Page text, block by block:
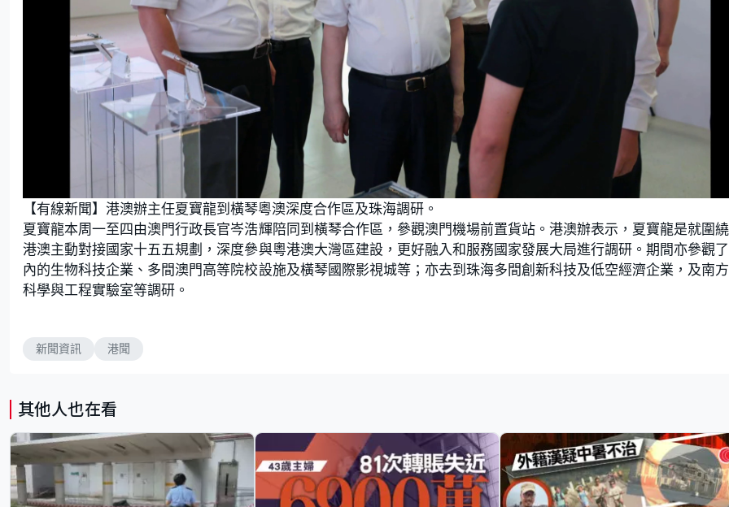
【有線新聞】港澳辦主任夏寶龍到橫琴粵澳深度合作區及珠海調研。
夏寶龍本周一至四由澳門行政長官岑浩輝陪同到橫琴合作區，參觀澳門機場前置貨站。港澳辦表示，夏寶龍是就圍
港澳主動對接國家十五五規劃，深度參與粵港澳大灣區建設，更好融入和服務國家發展大局進行調研。期間亦參觀
內的生物科技企業、多間澳門高等院校設施及橫琴國際影視城等；亦去到珠海多間創新科技及低空經濟企業，及南
科學與工程實驗室等調研。
新聞資訊 港聞
其他人也在看